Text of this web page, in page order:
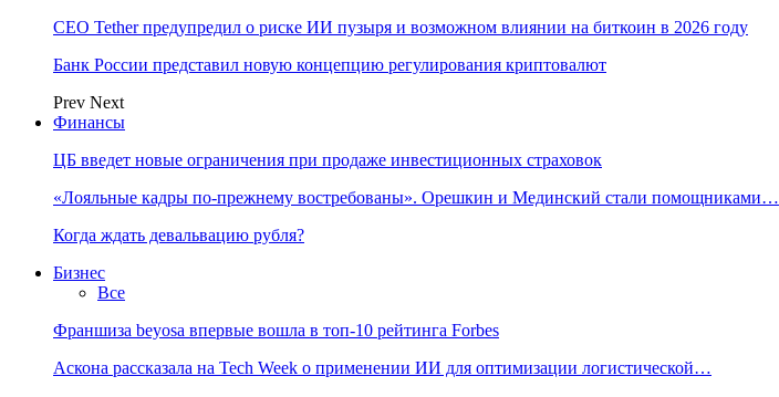
CEO Tether предупредил о риске ИИ пузыря и возможном влиянии на биткоин в 2026 году
Банк России представил новую концепцию регулирования криптовалют
Prev Next
Финансы
ЦБ введет новые ограничения при продаже инвестиционных страховок
«Лояльные кадры по-прежнему востребованы». Орешкин и Мединский стали помощниками…
Когда ждать девальвацию рубля?
Бизнес
Все
Франшиза beyosa впервые вошла в топ-10 рейтинга Forbes
Аскона рассказала на Tech Week о применении ИИ для оптимизации логистической…